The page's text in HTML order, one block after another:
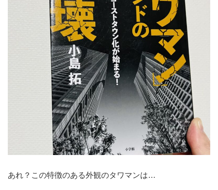
あれ？この特徴のある外観のタワマンは…